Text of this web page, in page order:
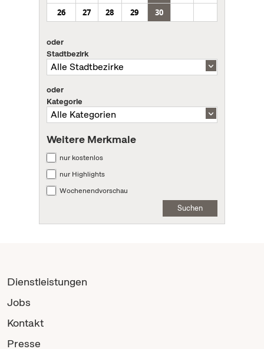
26
27 28 29 30
oder
Stadtbezirk
oder
Kategorie
Weitere Merkmale
nur kostenlos
nur Highlights
Wochenendvorschau
Suchen
Dienstleistungen
Jobs
Kontakt
Presse